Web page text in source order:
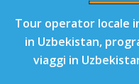
Tour operator locale
in Uzbekistan,
viaggi in